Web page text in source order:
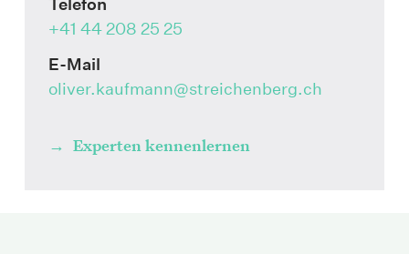
+41 44 208 25 25
E-Mail
oliver.kaufmann@streichenberg.ch
Experten kennenlernen